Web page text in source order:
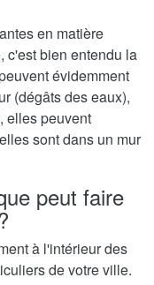
en matière
c'est bien entendu la
évidemment
(dégâts des eaux),
elles peuvent
sont dans un mur
peut faire
à l'intérieur des
de votre ville.